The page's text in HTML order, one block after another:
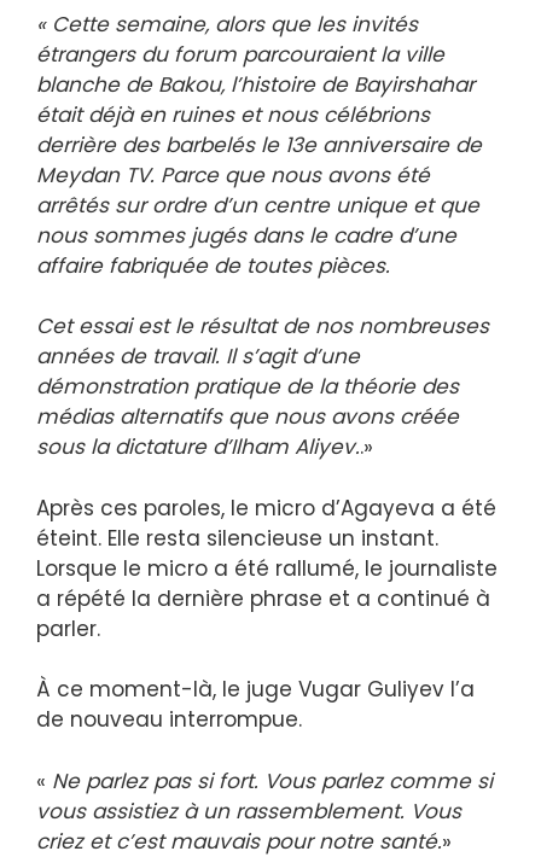
« Cette semaine, alors que les invités
étrangers du forum parcouraient la ville
blanche de Bakou, l’histoire de Bayirshahar
était déjà en ruines et nous célébrions
derrière des barbelés le 13e anniversaire de
Meydan TV. Parce que nous avons été
arrêtés sur ordre d’un centre unique et que
nous sommes jugés dans le cadre d’une
affaire fabriquée de toutes pièces.
Cet essai est le résultat de nos nombreuses
années de travail. Il s’agit d’une
démonstration pratique de la théorie des
médias alternatifs que nous avons créée
sous la dictature d’Ilham Aliyev..»
Après ces paroles, le micro d’Agayeva a été
éteint. Elle resta silencieuse un instant.
Lorsque le micro a été rallumé, le journaliste
a répété la dernière phrase et a continué à
parler.
À ce moment-là, le juge Vugar Guliyev l’a
de nouveau interrompue.
« Ne parlez pas si fort. Vous parlez comme si
vous assistiez à un rassemblement. Vous
criez et c’est mauvais pour notre santé.»